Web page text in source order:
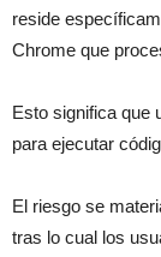
reside
Chrome que
Esto significa que
para ejecutar
El riesgo se
tras lo cual los